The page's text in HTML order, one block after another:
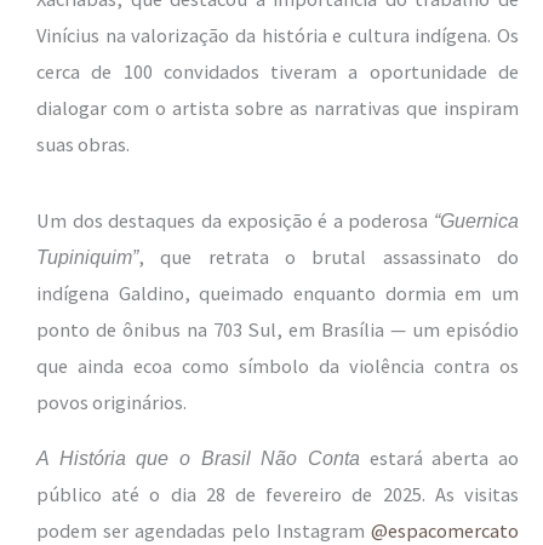
Vinícius na valorização da história e cultura indígena. Os
cerca de 100 convidados tiveram a oportunidade de
dialogar com o artista sobre as narrativas que inspiram
suas obras.
Um dos destaques da exposição é a poderosa “Guernica
Tupiniquim”, que retrata o brutal assassinato do
indígena Galdino, queimado enquanto dormia em um
ponto de ônibus na 703 Sul, em Brasília — um episódio
que ainda ecoa como símbolo da violência contra os
povos originários.
A História que o Brasil Não Conta estará aberta ao
público até o dia 28 de fevereiro de 2025. As visitas
podem ser agendadas pelo Instagram @espacomercato